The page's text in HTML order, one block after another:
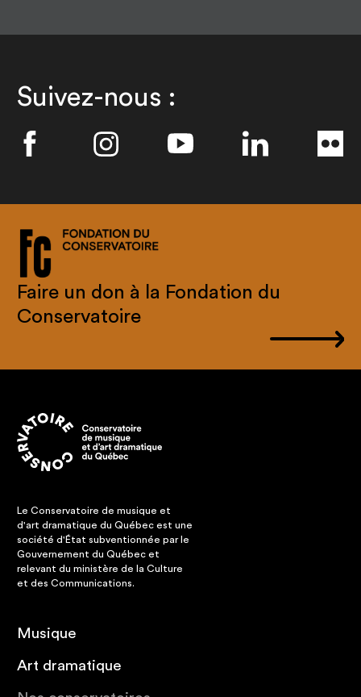
Suivez-nous :
Faire un don à la Fondation du
Conservatoire
Le Conservatoire de musique et
d'art dramatique du Québec est une
société d'État subventionnée par le
Gouvernement du Québec et
relevant du ministère de la Culture
et des Communications.
Musique
Art dramatique